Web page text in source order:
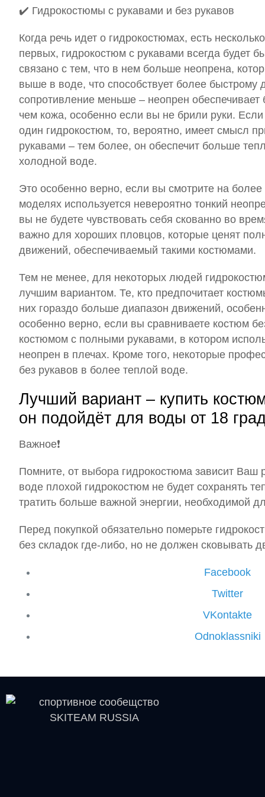
✔️ Гидрокостюмы с рукавами и без рукавов
Когда речь идет о гидрокостюмах, есть
первых, гидрокостюм с рукавами всегда будет
связано с тем, что в нем больше неопрена,
выше в воде, что способствует более быстрому
сопротивление меньше – неопрен обеспечивает
чем кожа, особенно если вы не брили руки. Если
один гидрокостюм, то, вероятно, имеет смысл
рукавами – тем более, он обеспечит больше
холодной воде.
Это особенно верно, если вы смотрите на
моделях используется невероятно тонкий
вы не будете чувствовать себя скованно во
важно для хороших пловцов, которые ценят
движений, обеспечиваемый такими костюмами.
Тем не менее, для некоторых людей
лучшим вариантом. Те, кто предпочитает
них гораздо больше диапазон движений,
особенно верно, если вы сравниваете костюм
костюмом с полными рукавами, в котором
неопрен в плечах. Кроме того, некоторые
без рукавов в более теплой воде.
Лучший вариант – купить
он подойдёт для воды от 18
Важное❗️
Помните, от выбора гидрокостюма зависит Ваш
воде плохой гидрокостюм не будет сохранять
тратить больше важной энергии, необходимой
Перед покупкой обязательно померьте
без складок где-либо, но не должен сковывать
Facebook
Twitter
VKontakte
Odnoklassniki